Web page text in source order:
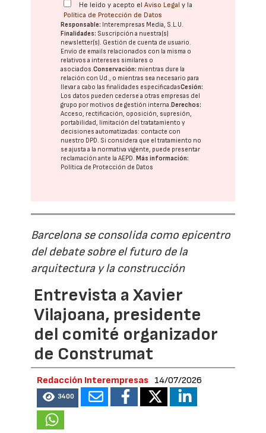
He leído y acepto elAviso Legal y la
Política de Protección de Datos
Responsable: Interempresas Media, S.L.U.
Finalidades: Suscripción a nuestra(s)
newsletter(s). Gestión de cuenta de usuario.
Envío de emails relacionados con la misma o
relativos a intereses similares o
asociados.Conservación: mientras dure la
relación con Ud., o mientras sea necesario para
llevar a cabo las finalidades especificadasCesión:
Los datos pueden cederse a otras empresas del
grupo por motivos de gestión interna. Derechos:
Acceso, rectificación, oposición, supresión,
portabilidad, limitación del tratatamiento y
decisiones automatizadas: contacte con
nuestro DPD. Si considera que el tratamiento no
se ajusta a la normativa vigente, puede presentar
reclamación ante laAEPD. Más información:
Política de Protección de Datos
Barcelona se consolida como epicentro
del debate sobre el futuro de la
arquitectura y la construcción
Entrevista a Xavier
Vilajoana, presidente
del comité organizador
de Construmat
Redacción Interempresas 14/07/2026
3400